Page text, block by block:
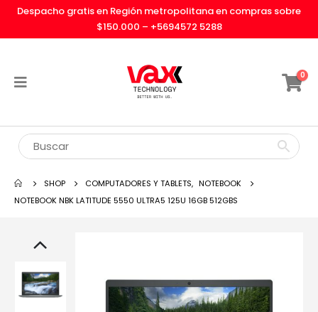
Despacho gratis en Región metropolitana en compras sobre
$150.000 – +5694572 5288
0
SHOP COMPUTADORES Y TABLETS, NOTEBOOK
NOTEBOOK NBK LATITUDE 5550 ULTRA5 125U 16GB 512GBS